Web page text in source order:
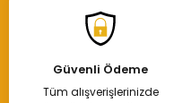
Güvenli Ödeme
Tüm alışverişlerinizde